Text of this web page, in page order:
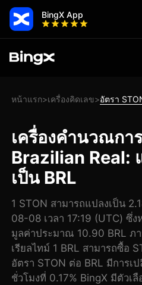
BingX App
หน้าแรก>เครื่องคิดเลข>อัตรา
เครื่องคำนวณกา
Brazilian Real:
เป็น BRL
1 STON สามารถแปลงเป็น
08-08 เวลา 17:19 (UTC) ซึ่
มูลค่าประมาณ 10.90 BRL ภ
เรียลไทม์ 1 BRL สามารถซื้อ
อัตรา STON ต่อ BRL มีการเ
ชั่วโมงที่ 0.17% BingX มีตัวเ